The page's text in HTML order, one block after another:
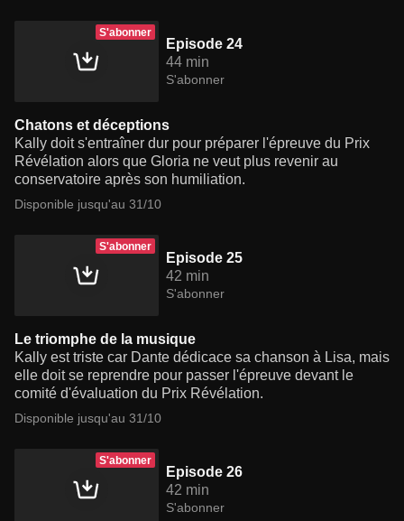
S'abonner
Episode 24
44 min
S'abonner
Chatons et déceptions
Kally doit s'entraîner dur pour préparer l'épreuve du Prix
Révélation alors que Gloria ne veut plus revenir au
conservatoire après son humiliation.
Disponible jusqu'au 31/10
S'abonner
Episode 25
42 min
S'abonner
Le triomphe de la musique
Kally est triste car Dante dédicace sa chanson à Lisa, mais
elle doit se reprendre pour passer l'épreuve devant le
comité d'évaluation du Prix Révélation.
Disponible jusqu'au 31/10
S'abonner
Episode 26
42 min
S'abonner